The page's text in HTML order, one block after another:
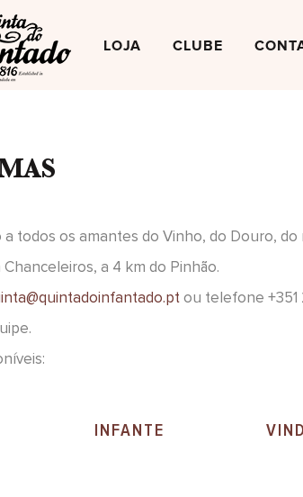
LOJA CLUBE
todos os amantes do Vinho, do Douro,
a 4 km do Pinhão.
ou telefone +351
INFANTE